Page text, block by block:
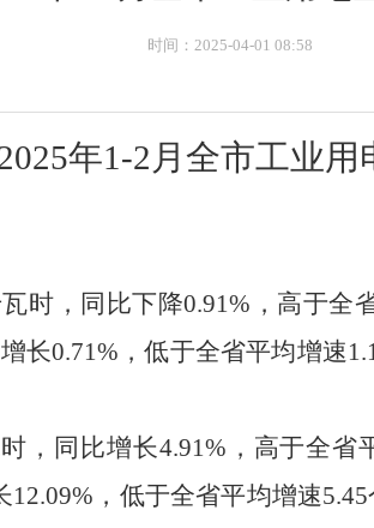
时间：2025-04-01 08:58
5年1-2 月全市工业用
时，同比下降0.91% ， 高于全
增长0.71% ，低于全省平均增速
，同比增长4.91% ， 高于全省
12.09% ， 低于全省平均增速5.45